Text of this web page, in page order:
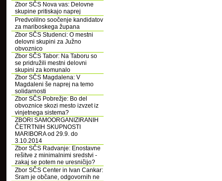
Zbor SČS Nova vas: Delovne
skupine pritiskajo naprej
Predvolilno soočenje kandidatov
za mariboskega župana
Zbor SČS Studenci: O mestni
delovni skupini za Južno
obvoznico
Zbor SČS Tabor: Na Taboru so
se pridružili mestni delovni
skupini za komunalo
Zbor SČS Magdalena: V
Magdaleni še naprej na temo
solidarnosti
Zbor SČS Pobrežje: Bo del
obvoznice skozi mesto izvzet iz
vinjetnega sistema?
ZBORI SAMOORGANIZIRANIH
ČETRTNIH SKUPNOSTI
MARIBORA od 29.9. do
3.10.2014
Zbor SČS Radvanje: Enostavne
rešitve z minimalnimi sredstvi -
zakaj se potem ne uresničijo?
Zbor SČS Center in Ivan Cankar:
Sram je občane, odgovornih ne